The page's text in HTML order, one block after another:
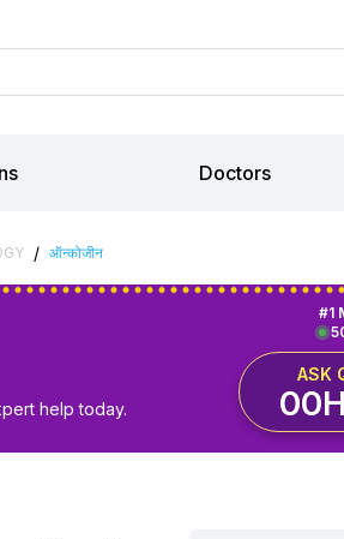
Doctors
/ ऑन्कोजीन
help today.
#1
ASK